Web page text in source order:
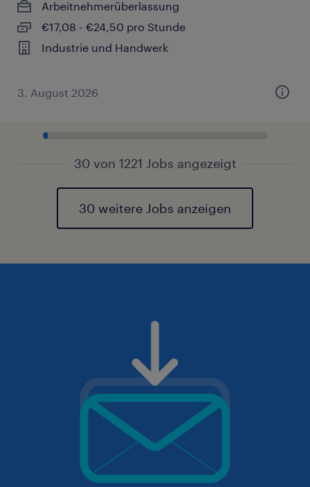
Arbeitnehmerüberlassung
€17,08 - €24,50 pro Stunde
Industrie und Handwerk
3. August 2026
30 von 1221 Jobs angezeigt
30 weitere Jobs anzeigen